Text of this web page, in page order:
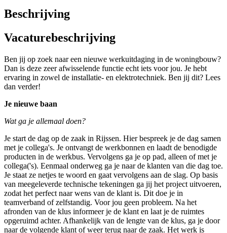
Beschrijving
Vacaturebeschrijving
Ben jij op zoek naar een nieuwe werkuitdaging in de woningbouw?
Dan is deze zeer afwisselende functie echt iets voor jou. Je hebt
ervaring in zowel de installatie- en elektrotechniek. Ben jij dit? Lees
dan verder!
Je nieuwe baan
Wat ga je allemaal doen?
Je start de dag op de zaak in Rijssen. Hier bespreek je de dag samen
met je collega's. Je ontvangt de werkbonnen en laadt de benodigde
producten in de werkbus. Vervolgens ga je op pad, alleen of met je
collega('s). Eenmaal onderweg ga je naar de klanten van die dag toe.
Je staat ze netjes te woord en gaat vervolgens aan de slag. Op basis
van meegeleverde technische tekeningen ga jij het project uitvoeren,
zodat het perfect naar wens van de klant is. Dit doe je in
teamverband of zelfstandig. Voor jou geen probleem. Na het
afronden van de klus informeer je de klant en laat je de ruimtes
opgeruimd achter. Afhankelijk van de lengte van de klus, ga je door
naar de volgende klant of weer terug naar de zaak. Het werk is